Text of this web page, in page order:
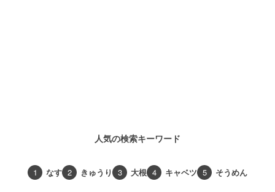
人気の検索キーワード
1 なす 2 きゅうり 3 大根 4 キャベツ 5 そうめん